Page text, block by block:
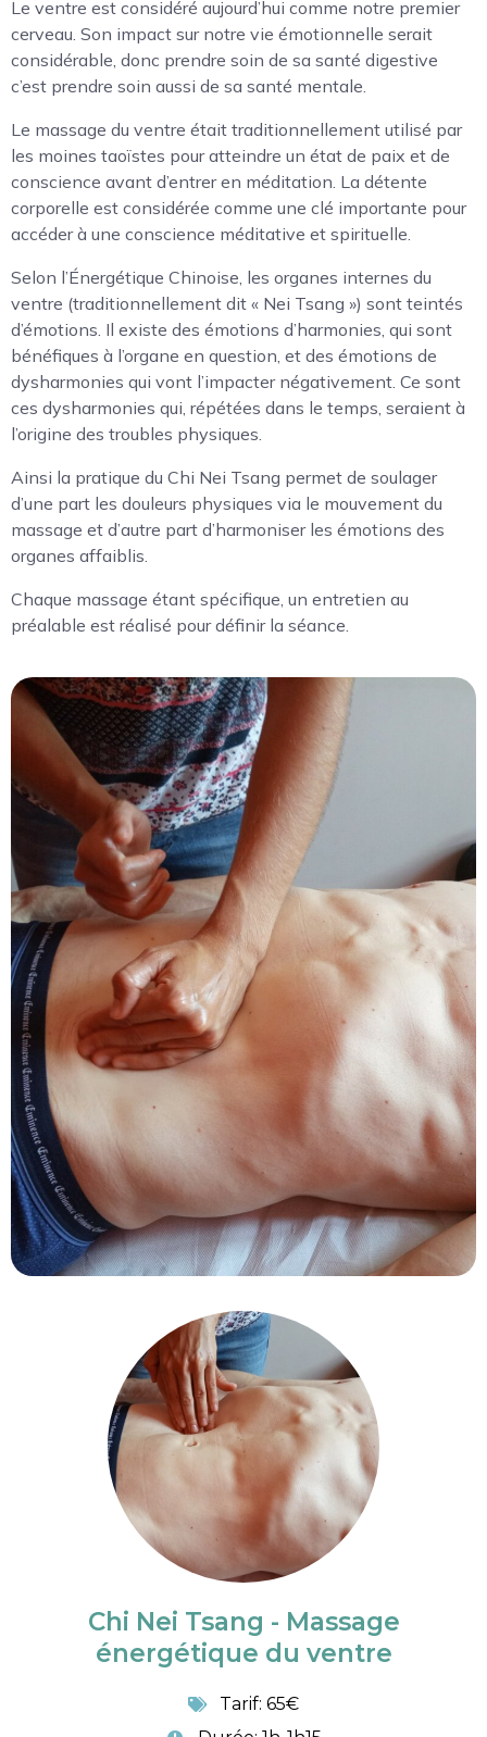
Le ventre est considéré aujourd’hui comme notre premier
cerveau. Son impact sur notre vie émotionnelle serait
considérable, donc prendre soin de sa santé digestive
c’est prendre soin aussi de sa santé mentale.
Le massage du ventre était traditionnellement utilisé par
les moines taoïstes pour atteindre un état de paix et de
conscience avant d’entrer en méditation. La détente
corporelle est considérée comme une clé importante pour
accéder à une conscience méditative et spirituelle.
Selon l’Énergétique Chinoise, les organes internes du
ventre (traditionnellement dit « Nei Tsang ») sont teintés
d’émotions. Il existe des émotions d’harmonies, qui sont
bénéfiques à l’organe en question, et des émotions de
dysharmonies qui vont l’impacter négativement. Ce sont
ces dysharmonies qui, répétées dans le temps, seraient à
l’origine des troubles physiques.
Ainsi la pratique du Chi Nei Tsang permet de soulager
d’une part les douleurs physiques via le mouvement du
massage et d’autre part d’harmoniser les émotions des
organes affaiblis.
Chaque massage étant spécifique, un entretien au
préalable est réalisé pour définir la séance.
Chi Nei Tsang - Massage
énergétique du ventre
Tarif: 65€